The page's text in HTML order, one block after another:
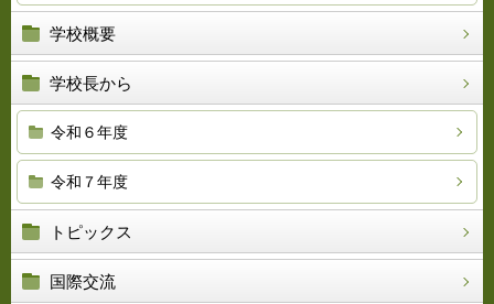
学校概要
学校長から
令和６年度
令和７年度
トピックス
国際交流